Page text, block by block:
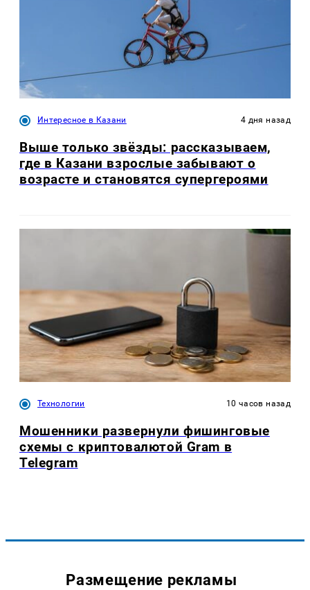
Интересное в Казани 4 дня назад
Выше только звёзды: рассказываем,
где в Казани взрослые забывают о
возрасте и становятся супергероями
Технологии 10 часов назад
Мошенники развернули фишинговые
схемы с криптовалютой Gram в
Telegram
Размещение рекламы